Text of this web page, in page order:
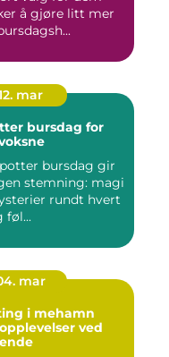
å gjøre litt mer
mar
bursdag for
bursdag gir
stemning: magi
rundt hvert
føl...
mar
i mehamn
ved